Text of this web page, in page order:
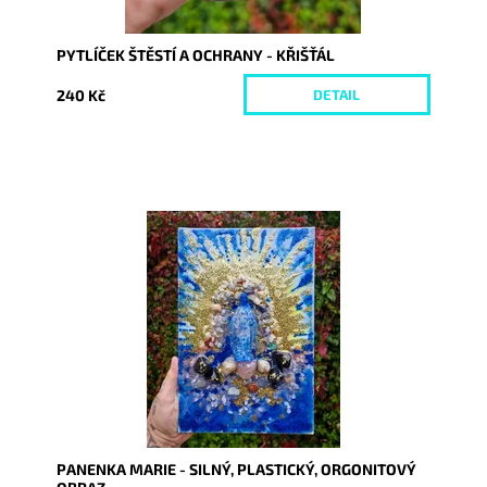
PYTLÍČEK ŠTĚSTÍ A OCHRANY - KŘIŠŤÁL
240 Kč DETAIL
Skladem
10371
PANENKA MARIE - SILNÝ, PLASTICKÝ, ORGONITOVÝ